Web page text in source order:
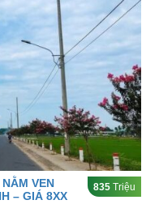
VEN
– GIÁ 8XX
835 Triệu